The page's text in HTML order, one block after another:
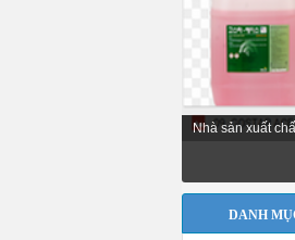
Nhà sản xuất
DANH